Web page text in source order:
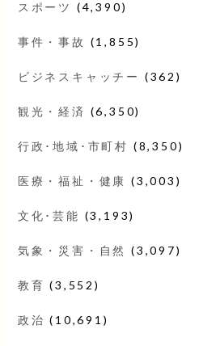
スポーツ (4,390)
事件・事故 (1,855)
ビジネスキャッチー (362)
観光・経済 (6,350)
行政･地域･市町村 (8,350)
医療・福祉・健康 (3,003)
文化･芸能 (3,193)
気象・災害・自然 (3,097)
教育 (3,552)
政治 (10,691)